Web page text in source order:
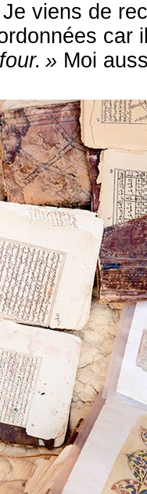
Je viens de
» Moi